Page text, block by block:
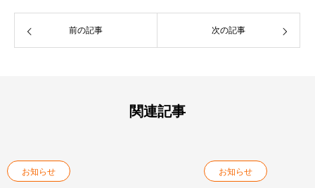
前の記事 次の記事
関連記事
お知らせ お知らせ